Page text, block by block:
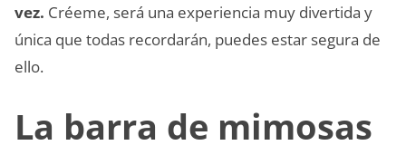
vez. Créeme, será una experiencia muy divertida y
única que todas recordarán, puedes estar segura de
ello.
La barra de mimosas